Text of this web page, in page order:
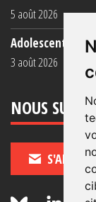
5 août 2026
Adolescent·es
3 août 2026
NOUS